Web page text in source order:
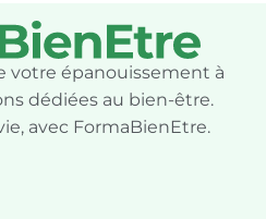
votre épanouissement à
dédiées au bien-être.
avec FormaBienEtre.